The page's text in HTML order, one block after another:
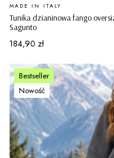
Tunika dzianinowa fango
Sagunto
PRODUCENT
MADE IN ITALY
Cena
184,90 zł
Bestseller
Nowość